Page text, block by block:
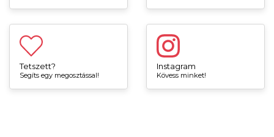
Tetszett?
Segíts egy megosztással!
Instagram
Kövess minket!